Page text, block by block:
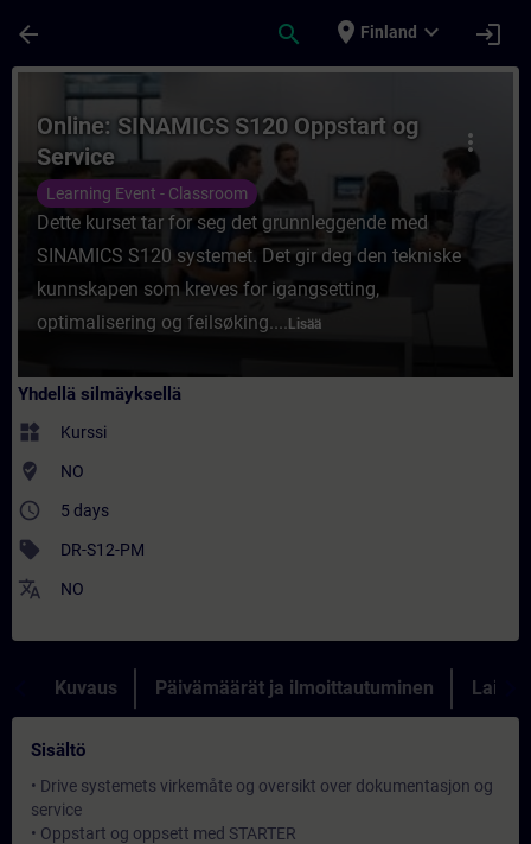
arrow_back search place Finland expand_more login
Kurssi - Online: SINAMICS S120
more_vert
Online: SINAMICS S120 Oppstart og
Service
Learning Event - Classroom
Dette kurset tar for seg det grunnleggende med
SINAMICS S120 systemet. Det gir deg den tekniske
kunnskapen som kreves for igangsetting,
optimalisering og feilsøking.... Lisää
Yhdellä silmäyksellä
widgets Kurssi
where_to_vote NO
access_time 5 days
sell DR-S12-PM
translate NO
Kuvaus Päivämäärät ja ilmoittautuminen
Sisältö
• Drive systemets virkemåte og oversikt over dokumentasjon og
service
• Oppstart og oppsett med STARTER